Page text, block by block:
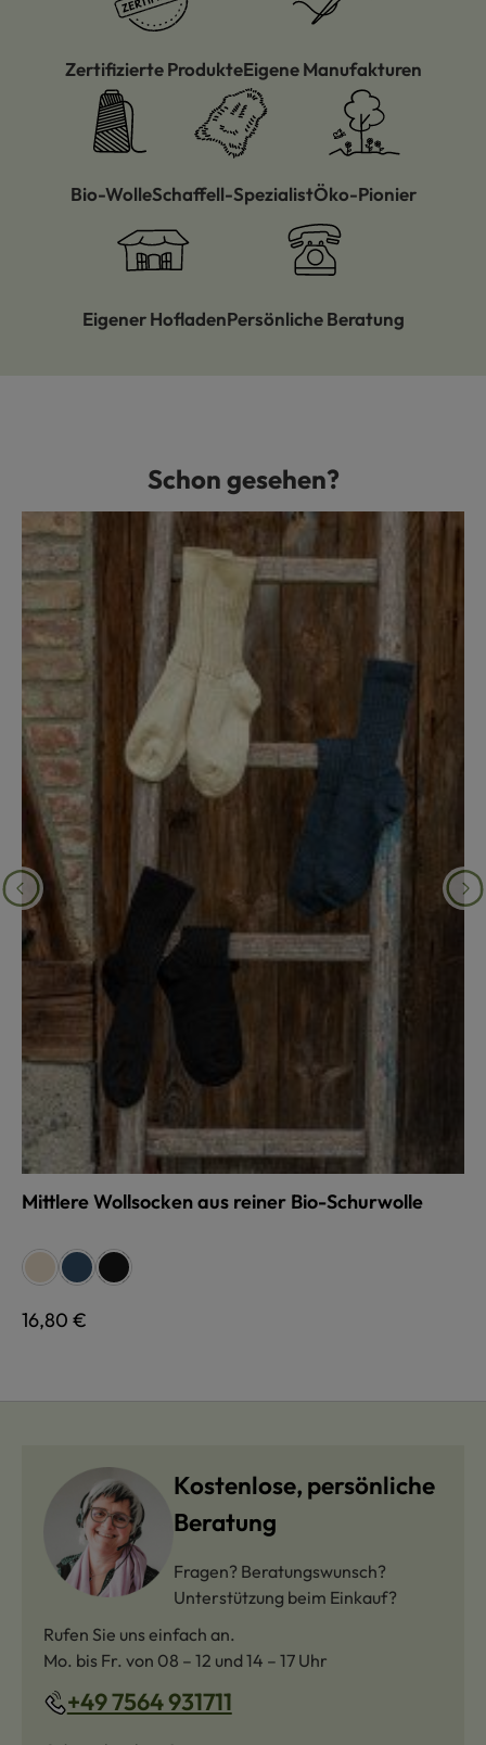
Zertifizierte ProdukteEigene Manufakturen
Bio-WolleSchaffell-SpezialistÖko-Pionier
Eigener HofladenPersönliche Beratung
Produktgalerie überspringenSchon gesehen?
Mittlere Wollsocken aus reiner Bio-Schurwolle
Farbe auswählen
naturweiß
jeans schwarz
Regulärer Preis:
16,80 €
Kostenlose, persönliche
Beratung
Fragen? Beratungswunsch?
Unterstützung beim Einkauf?
Rufen Sie uns einfach an.
Mo. bis Fr. von 08 – 12 und 14 – 17 Uhr
+49 7564 931711